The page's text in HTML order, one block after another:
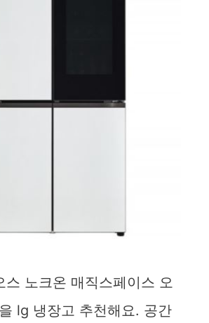
스 노크온 매직스페이스 오
lg 냉장고 추천해요. 공간